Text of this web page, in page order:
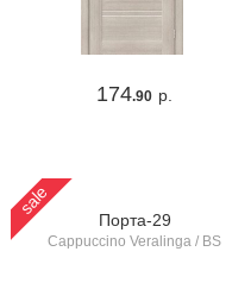
174.90 р.
sale
Порта-29
Cappuccino Veralinga / BS